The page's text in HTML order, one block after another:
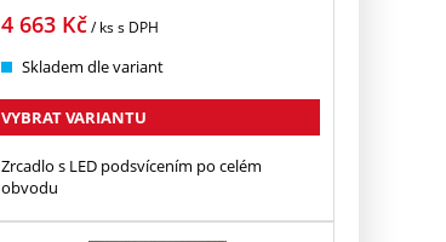
4 663 Kč/ kss DPH
Skladem dle variant
VYBRAT VARIANTU
Zrcadlo s LED podsvícením po celém
obvodu